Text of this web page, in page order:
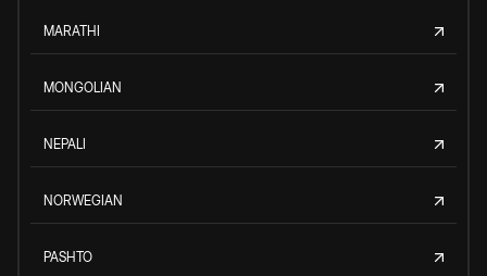
MARATHI
MONGOLIAN
NEPALI
NORWEGIAN
PASHTO